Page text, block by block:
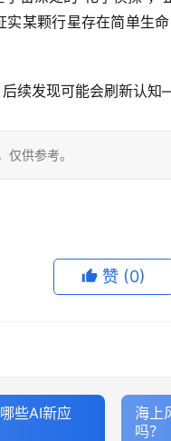
某颗行星存在简单生
后续发现可能会刷新认
供参考。
赞 (0)
些AI新应
海上
吗？